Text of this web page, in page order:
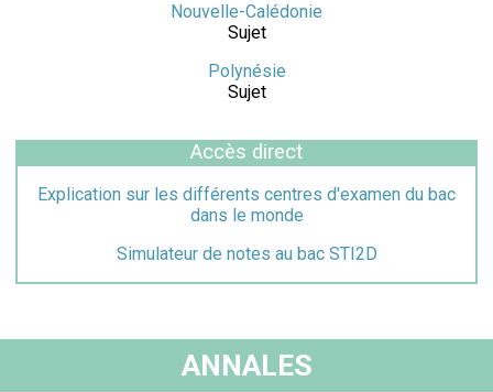
Nouvelle-Calédonie
Sujet
Polynésie
Sujet
Accès direct
Explication sur les différents centres d'examen du bac
dans le monde
Simulateur de notes au bac STI2D
ANNALES